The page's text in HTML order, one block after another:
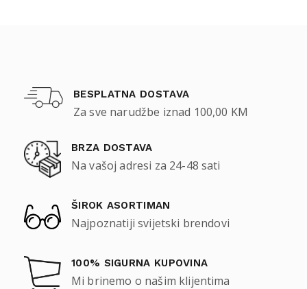
BESPLATNA DOSTAVA
Za sve narudžbe iznad 100,00 KM
BRZA DOSTAVA
Na vašoj adresi za 24-48 sati
ŠIROK ASORTIMAN
Najpoznatiji svijetski brendovi
100% SIGURNA KUPOVINA
Mi brinemo o našim klijentima